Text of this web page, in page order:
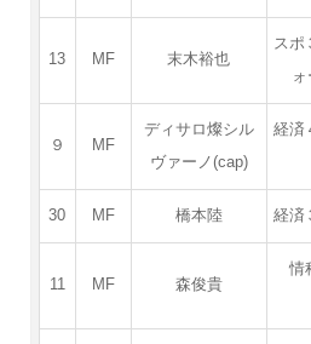
13 MF 末木裕也
スポ
９ MF
ディサロ燦シル
ヴァーノ(cap)
経済
30 MF 橋本陸 経済
11 MF 森俊貴
情